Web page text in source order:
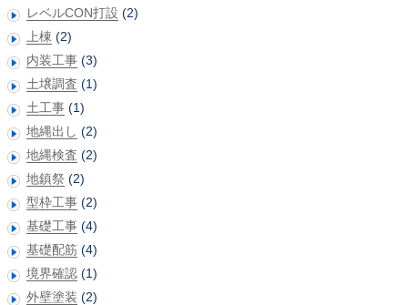
レベルCON打設 (2)
上棟 (2)
内装工事 (3)
土壌調査 (1)
土工事 (1)
地縄出し (2)
地縄検査 (2)
地鎮祭 (2)
型枠工事 (2)
基礎工事 (4)
基礎配筋 (4)
境界確認 (1)
外壁塗装 (2)